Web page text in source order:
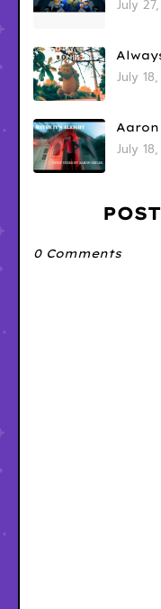
July
July
July
0 Comments